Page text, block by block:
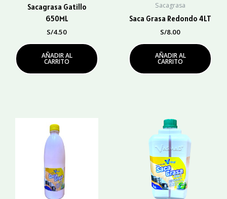
Sacagrasa Gatillo
650ML
S/4.50
AÑADIR AL
CARRITO
Sacagrasa
Saca Grasa Redondo 4LT
S/8.00
AÑADIR AL
CARRITO